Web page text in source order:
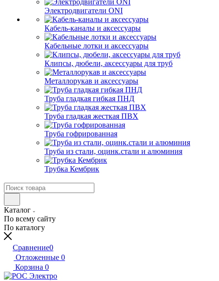
Электродвигатели ONI
Кабель-каналы и аксессуары
Кабельные лотки и аксессуары
Клипсы, дюбели, аксессуары для труб
Металлорукав и аксессуары
Труба гладкая гибкая ПНД
Труба гладкая жесткая ПВХ
Труба гофрированная
Труба из стали, оцинк.стали и алюминия
Трубка Кембрик
Каталог
По всему сайту
По каталогу
Сравнение0
Отложенные 0
Корзина 0